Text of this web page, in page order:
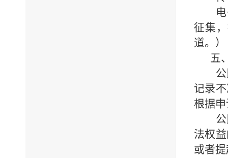
征集
道。）
五
记录
根据
法权
或者